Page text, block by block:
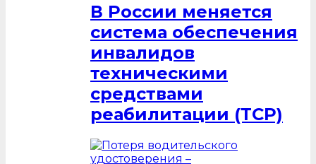
В России меняется
система обеспечения
инвалидов
техническими
средствами
реабилитации (ТСР)